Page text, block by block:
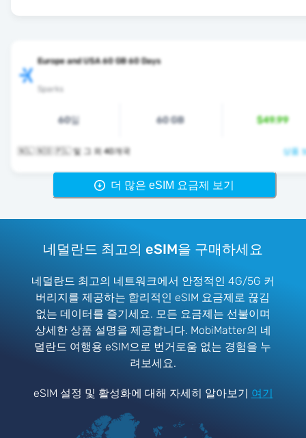
Europe and USA 60 GB 60 Days
Sparks
60일 60 GB $49.99
🇳🇱 🇳🇴 🇵🇱 및 그 외 40개국 상품
더 많은 eSIM 요금제 보기
네덜란드 최고의 eSIM을 구매하세요
네덜란드 최고의 네트워크에서 안정적인 4G/5G 커
버리지를 제공하는 합리적인 eSIM 요금제로 끊김
없는 데이터를 즐기세요. 모든 요금제는 선불이며
상세한 상품 설명을 제공합니다. MobiMatter의 네
덜란드 여행용 eSIM으로 번거로움 없는 경험을 누
려보세요.
eSIM 설정 및 활성화에 대해 자세히 알아보기 여기